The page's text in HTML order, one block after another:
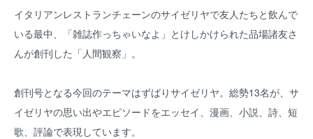
イタリアンレストランチェーンのサイゼリヤで友人たちと飲んで
いる最中、「雑誌作っちゃいなよ」とけしかけられた品場諸友さ
んが創刊した「人間観察」。
創刊号となる今回のテーマはずばりサイゼリヤ。総勢13名が、サ
イゼリヤの思い出やエピソードをエッセイ、漫画、小説、詩、短
歌、評論で表現しています。